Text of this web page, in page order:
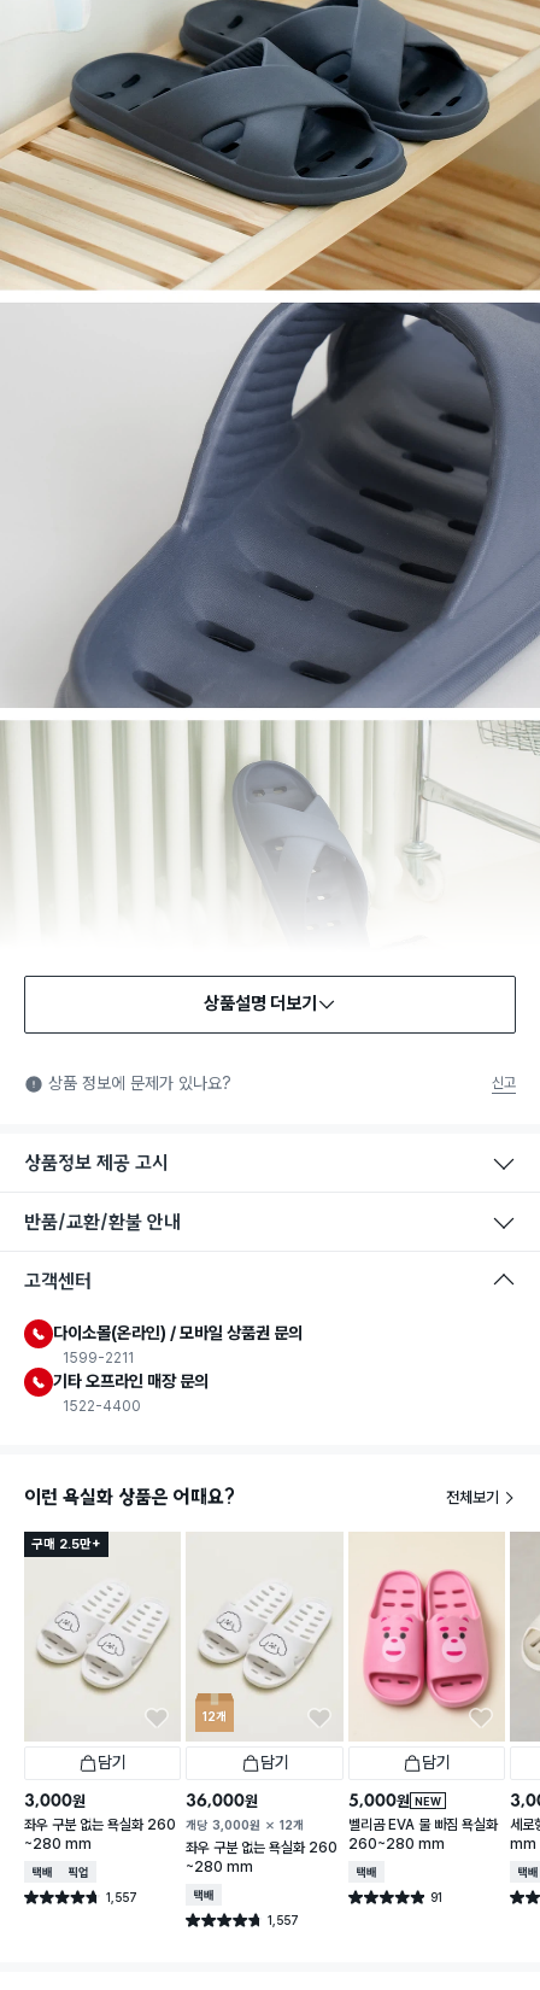
상품설명 더보기
상품 정보에 문제가 있나요? 신고
상품정보 제공 고시
반품/교환/환불 안내
고객센터
다이소몰(온라인) / 모바일 상품권 문의
1599-2211
기타 오프라인 매장 문의
1522-4400
이런 욕실화 상품은 어때요? 전체보기
구매 2.5만+
담기
3,000원
좌우 구분 없는 욕실화 260
~280 mm
택배배송매장픽업
별점 4.7점 1,557
건 작성
12개
담기
36,000원
개당 3,000원 12개
좌우 구분 없는 욕실화 260
~280 mm
택배배송
별점 4.7점 1,557
건 작성
담기
NEW
5,000원
벨리곰 EVA 물 빠짐 욕실화
260~280 mm
택배배송
별점 4.9점 91
건 작성
세로
mm
택배
별점